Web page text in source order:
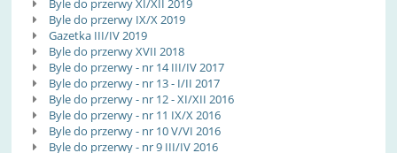
Byle do przerwy XI/XII 2019
Byle do przerwy IX/X 2019
Gazetka III/IV 2019
Byle do przerwy XVII 2018
Byle do przerwy - nr 14 III/IV 2017
Byle do przerwy - nr 13 - I/II 2017
Byle do przerwy - nr 12 - XI/XII 2016
Byle do przerwy - nr 11 IX/X 2016
Byle do przerwy - nr 10 V/VI 2016
Byle do przerwy - nr 9 III/IV 2016